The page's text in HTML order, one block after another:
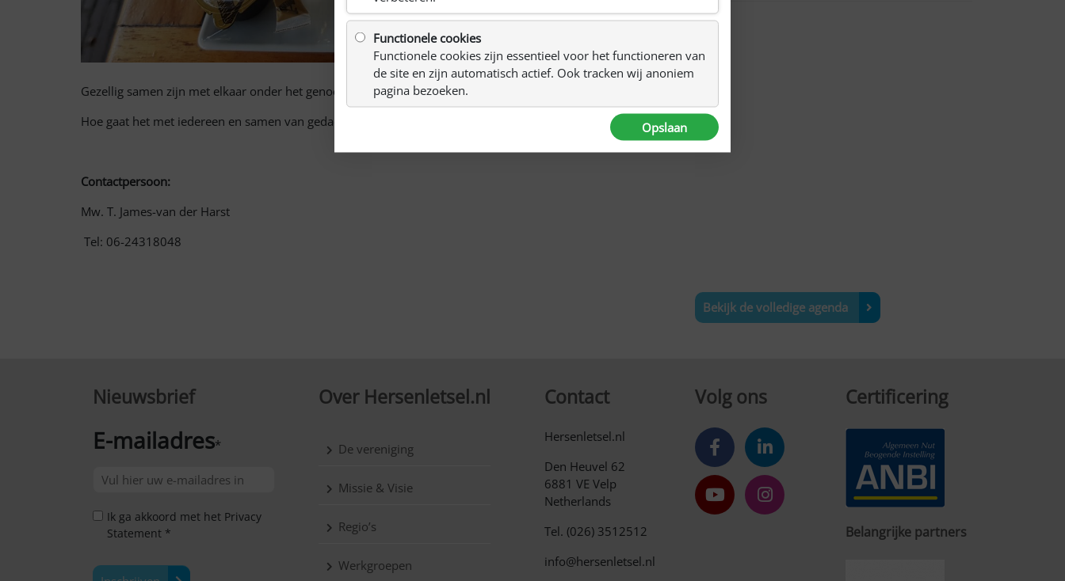
Gezellig samen zijn met elkaar onder het genoegen van een kopje koffie en thee.
Hoe gaat het met iedereen en samen van gedachten wisselen.
Contactpersoon:
Mw. T. James-van der Harst
Tel: 06-24318048
Bekijk de volledige agenda
Nieuwsbrief
E-mailadres*
Ik ga akkoord met het Privacy
Statement *
Over Hersenletsel.nl
De vereniging
Missie & Visie
Regio’s
Werkgroepen
Contact
Hersenletsel.nl
Den Heuvel 62
6881 VE Velp
Netherlands
Tel. (026) 3512512
info@hersenletsel.nl
Volg ons Certificering
Belangrijke partners
Functionele cookies
Functionele cookies zijn essentieel voor het functioneren van
de site en zijn automatisch actief. Ook tracken wij anoniem
pagina bezoeken.
Opslaan